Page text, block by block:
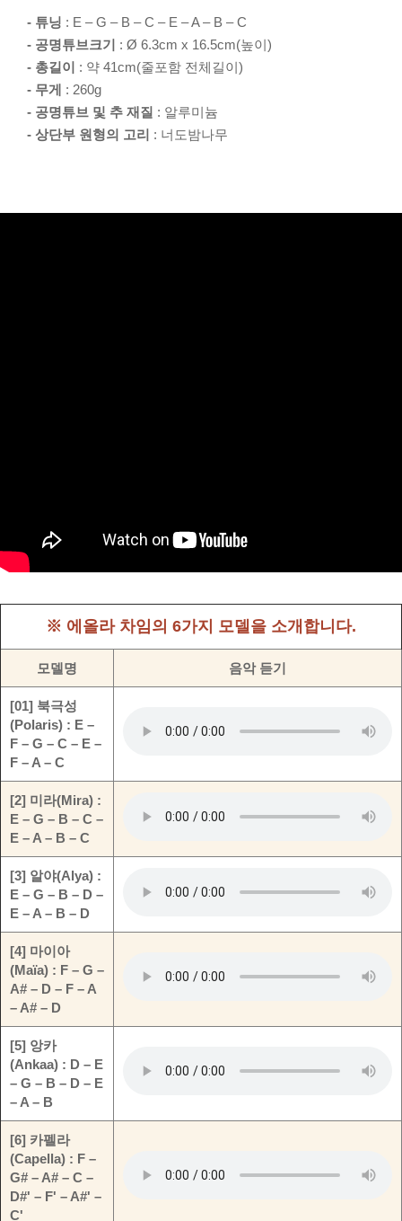
- 튜닝 : E – G – B – C – E – A – B – C
- 공명튜브크기
: Ø 6.3cm x 16.5cm(높이)
- 총길이
: 약 41cm(줄포함 전체길이)
- 무게 : 260g
- 공명튜브 및 추 재질 : 알루미늄
- 상단부 원형의 고리 : 너도밤나무
※ 에올라 차임의 6가지 모델을 소개합니다.
모델명 음악 듣기
[01] 북극성
(Polaris) : E –
F – G – C – E –
F – A – C
[2] 미라(Mira) :
E – G – B – C –
E – A – B – C
[3] 알야(Alya) :
E – G – B – D –
E – A – B – D
[4] 마이아
(Maïa) : F – G –
A# – D – F – A
– A# – D
[5] 앙카
(Ankaa) : D – E
– G – B – D – E
– A – B
[6] 카펠라
(Capella) : F –
G# – A# – C –
D#' – F' – A#' –
C'